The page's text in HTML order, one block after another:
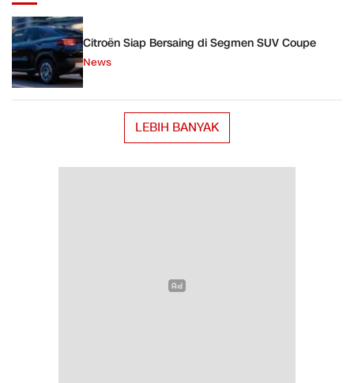
Citroën Siap Bersaing di Segmen SUV Coupe
News
LEBIH BANYAK